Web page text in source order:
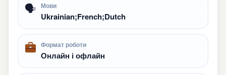
🗣 Мови
Ukrainian;French;Dutch
Формат роботи
Онлайн і офлайн